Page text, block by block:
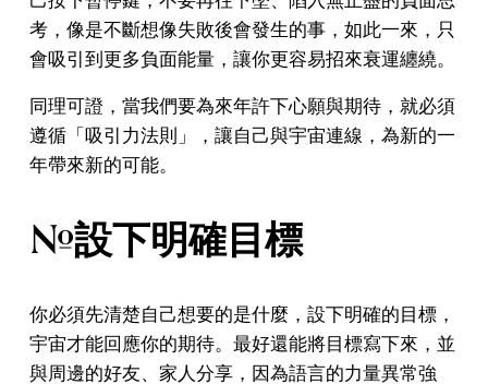
考，像是不斷想像失敗後會發生的事，如此一來，只
會吸引到更多負面能量，讓你更容易招來衰運纏繞。
同理可證，當我們要為來年許下心願與期待，就必須
遵循「吸引力法則」，讓自己與宇宙連線，為新的一
年帶來新的可能。
#設下明確目標
你必須先清楚自己想要的是什麼，設下明確的目標，
宇宙才能回應你的期待。最好還能將目標寫下來，並
與周邊的好友、家人分享，因為語言的力量異常強